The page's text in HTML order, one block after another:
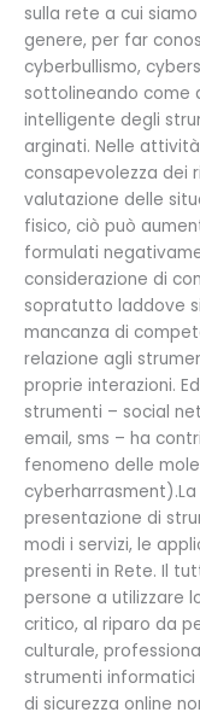
sulla rete a cui
genere, per far
cyberbullismo,
sottolineando come
intelligente degli
arginati. Nelle
consapevolezza dei
valutazione delle
fisico, ciò può
formulati
considerazione di
sopratutto laddove
mancanza di
relazione agli
proprie interazioni.
strumenti – social
email, sms – ha
fenomeno delle
presentazione di
modi i servizi, le
presenti in Rete. Il
persone a utilizzare
critico, al riparo da
culturale,
strumenti informatici
di sicurezza online